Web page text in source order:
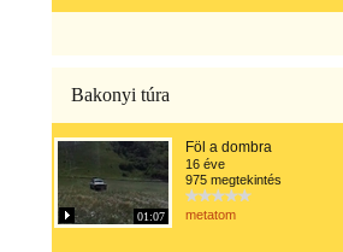
Bakonyi túra
01:07
Föl a dombra
16 éve
975 megtekintés
metatom